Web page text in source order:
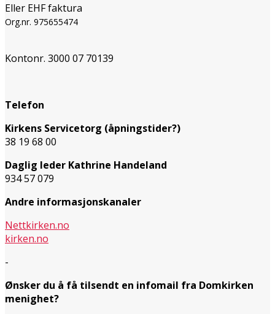
Eller EHF faktura
Org.nr. 975655474
Kontonr. 3000 07 70139
Telefon
Kirkens Servicetorg (åpningstider?)
38 19 68 00
Daglig leder Kathrine Handeland
934 57 079
Andre informasjonskanaler
Nettkirken.no
kirken.no
-
Ønsker du å få tilsendt en infomail fra Domkirken
menighet?